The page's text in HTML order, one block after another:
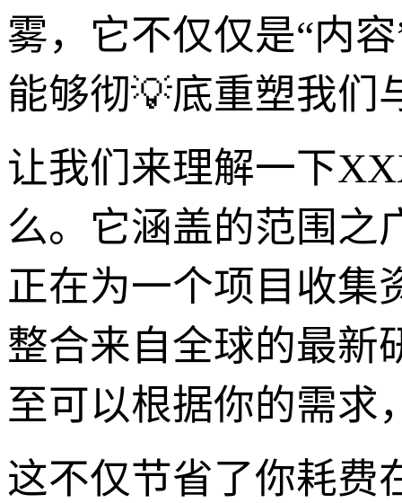
雾，它不仅仅是“内
能够彻💡底重塑我们
让我们来理解一下
么。它涵盖的范围之
正在为一个项目收集
整合来自全球的最新
至可以根据你的需求
这不仅节省了你耗费